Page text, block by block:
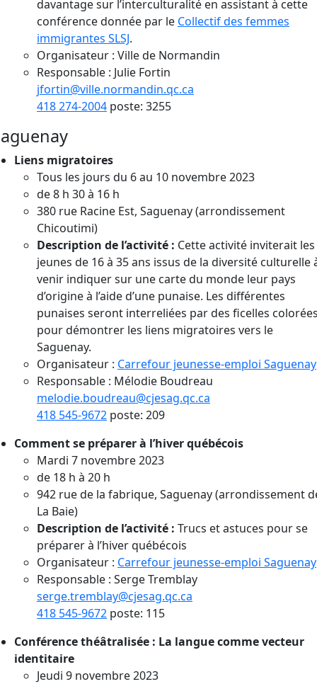
davantage sur l’interculturalité en assistant à cette
conférence donnée par le Collectif des femmes
immigrantes SLSJ.
Organisateur : Ville de Normandin
Responsable : Julie Fortin
jfortin@ville.normandin.qc.ca
418 274-2004 poste: 3255
Liens migratoires
Tous les jours du 6 au 10 novembre 2023
de 8 h 30 à 16 h
380 rue Racine Est, Saguenay (arrondissement
Chicoutimi)
Description de l’activité : Cette activité inviterait les
jeunes de 16 à 35 ans issus de la diversité culturelle
venir indiquer sur une carte du monde leur pays
d’origine à l’aide d’une punaise. Les différentes
punaises seront interreliées par des ficelles
pour démontrer les liens migratoires vers le
Saguenay.
Organisateur : Carrefour jeunesse-emploi Saguenay
Responsable : Mélodie Boudreau
melodie.boudreau@cjesag.qc.ca
418 545-9672 poste: 209
Comment se préparer à l’hiver québécois
Mardi 7 novembre 2023
de 18 h à 20 h
942 rue de la fabrique, Saguenay (arrondissement
La Baie)
Description de l’activité : Trucs et astuces pour se
préparer à l’hiver québécois
Organisateur : Carrefour jeunesse-emploi Saguenay
Responsable : Serge Tremblay
serge.tremblay@cjesag.qc.ca
418 545-9672 poste: 115
Conférence théâtralisée : La langue comme vecteur
identitaire
Jeudi 9 novembre 2023